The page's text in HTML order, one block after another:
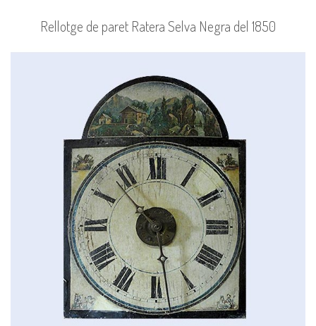
Rellotge de paret Ratera Selva Negra del 1850